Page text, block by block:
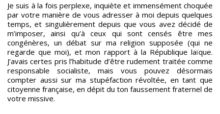
Je suis à la fois perplexe, inquiète et immensément choquée
par votre manière de vous adresser à moi depuis quelques
temps, et singulièrement depuis que vous avez décidé de
m’imposer, ainsi qu’à ceux qui sont censés être mes
congénères, un débat sur ma religion supposée (qui ne
regarde que moi), et mon rapport à la République laïque.
J’avais certes pris l’habitude d’être rudement traitée comme
responsable socialiste, mais vous pouvez désormais
compter aussi sur ma stupéfaction révoltée, en tant que
citoyenne française, en dépit du ton faussement fraternel de
votre missive.